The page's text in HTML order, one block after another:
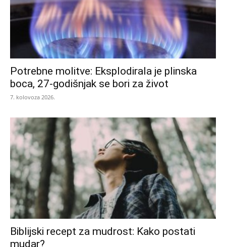
Potrebne molitve: Eksplodirala je plinska
boca, 27-godišnjak se bori za život
7. kolovoza 2026.
Biblijski recept za mudrost: Kako postati
mudar?